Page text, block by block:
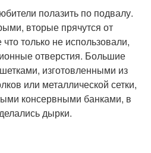
полазить по подвалу.
вторые прячутся от
только не использовали,
отверстия. Большие
изготовленными из
или металлической сетки,
консервными банками, в
дырки.